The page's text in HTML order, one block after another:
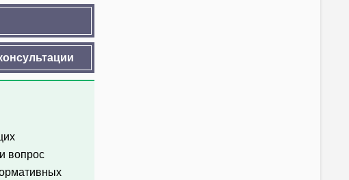
вопрос